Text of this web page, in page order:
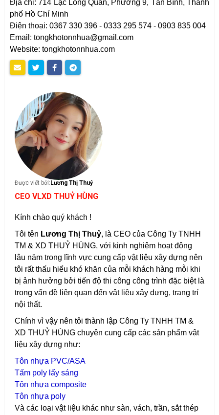
Địa chỉ: 714 Lạc Long Quân, Phường 9, Tân Bình, Thành
phố Hồ Chí Minh
Điện thoại: 0367 330 396 - 0333 295 574 - 0903 835 004
Email: tongkhotonnhua@gmail.com
Website: tongkhotonnhua.com
Được viết bởi:Lương Thị Thuỷ
CEO VLXD THUỶ HÙNG
Kính chào quý khách !
Tôi tên Lương Thị Thuỷ, là CEO của Công Ty TNHH
TM & XD THUỶ HÙNG, với kinh nghiệm hoạt động
lâu năm trong lĩnh vực cung cấp vật liệu xây dựng nên
tôi rất thấu hiểu khó khăn của mỗi khách hàng mỗi khi
bị ảnh hưởng bởi tiến độ thi công công trình đặc biệt là
trong vấn đề liên quan đến vật liệu xây dựng, trang trí
nội thất.
Chính vì vậy nên tôi thành lập Công Ty TNHH TM &
XD THUỶ HÙNG chuyên cung cấp các sản phẩm vật
liệu xây dựng như:
Tôn nhựa PVC/ASA
Tấm poly lấy sáng
Tôn nhựa composite
Tôn nhựa poly
Và các loại vật liệu khác như sàn, vách, trần, sắt thép